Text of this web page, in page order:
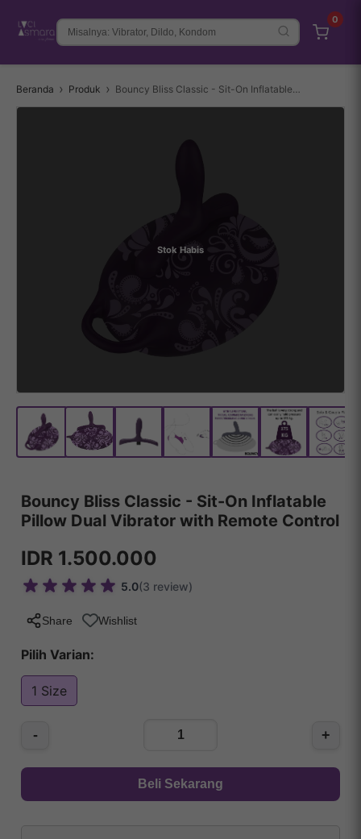
0
Beranda Produk
Stok Habis
Bouncy Bliss Classic - Sit-On Inflatable
Pillow Dual Vibrator with Remote Control
IDR 1.500.000
5.0(3 review)
Share Wishlist
Pilih Varian:
1 Size
- +
Beli Sekarang